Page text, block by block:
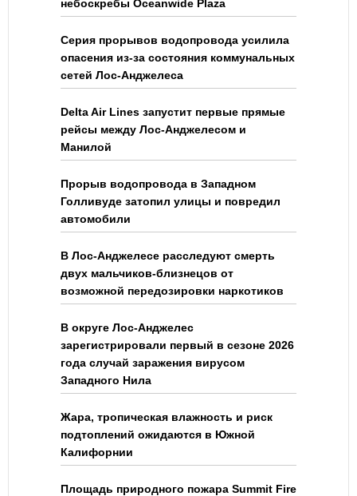
небоскребы Oceanwide Plaza
Серия прорывов водопровода усилила
опасения из-за состояния коммунальных
сетей Лос-Анджелеса
Delta Air Lines запустит первые прямые
рейсы между Лос-Анджелесом и
Манилой
Прорыв водопровода в Западном
Голливуде затопил улицы и повредил
автомобили
В Лос-Анджелесе расследуют смерть
двух мальчиков-близнецов от
возможной передозировки наркотиков
В округе Лос-Анджелес
зарегистрировали первый в сезоне 2026
года случай заражения вирусом
Западного Нила
Жара, тропическая влажность и риск
подтоплений ожидаются в Южной
Калифорнии
Площадь природного пожара Summit Fire